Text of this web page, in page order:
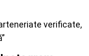
verificate,